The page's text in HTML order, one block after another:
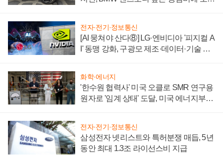
전자·전기·정보통신
[AI 뭉쳐야 산다⑧] LG·엔비디아 '피지컬 A
I' 동맹 강화, 구광모 제조·데이터·기술 결
화학·에너지
'한수원 협력사' 미국 오클로 SMR 연구용
원자로 '임계 상태' 도달, 미국 에너지부
전자·전기·정보통신
삼성전자 넷리스트와 특허분쟁 매듭, 5년
동안 최대 1.3조 라이선스비 지급